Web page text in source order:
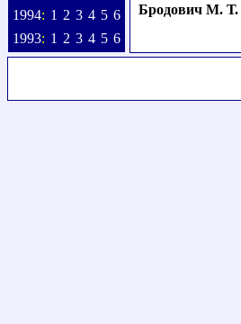
1994: 1 2 3 4 5 6
1993: 1 2 3 4 5 6
Бродович М. Т.